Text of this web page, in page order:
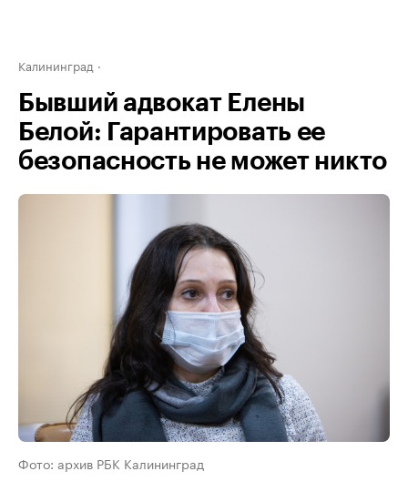
Калининград
Бывший адвокат Елены
Белой: Гарантировать ее
безопасность не может никто
Фото: архив РБК Калининград